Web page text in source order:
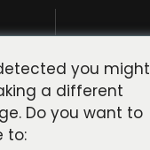
you might
a different
Do you want to
to: